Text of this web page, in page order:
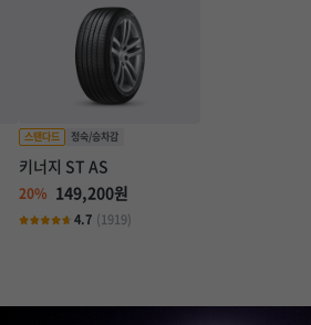
키너지 ST AS
20% 149,200원
4.7 (1919)